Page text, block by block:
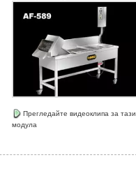
Прегледайте видеоклипа за тази
модула